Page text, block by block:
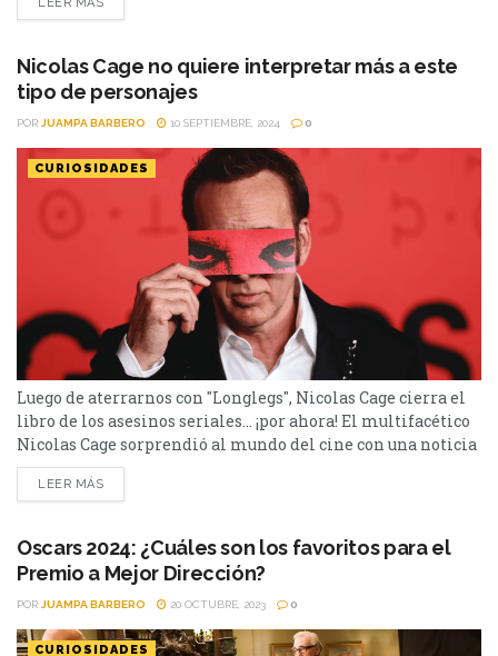
cinematográfico, y aunque los detalles permanecen bajo un
expectativa. La película, que llegará a los cines el 17 de
julio...
LEER MÁS
Nicolas Cage no quiere interpretar más a este
tipo de personajes
POR JUAMPA BARBERO 10 SEPTIEMBRE, 2024 0
CURIOSIDADES
Luego de aterrarnos con "Longlegs", Nicolas Cage cierra el
libro de los asesinos seriales… ¡por ahora! El multifacético
Nicolas Cage sorprendió al mundo del cine con una noticia
que dejó a muchos fans con la boca abierta. Tras su
interpretación visceral en "Longlegs", donde encarnó a un
sumergirse en personajes de...
LEER MÁS
Oscars 2024: ¿Cuáles son los favoritos para el
Premio a Mejor Dirección?
POR JUAMPA BARBERO 20 OCTUBRE, 2023 0
CURIOSIDADES